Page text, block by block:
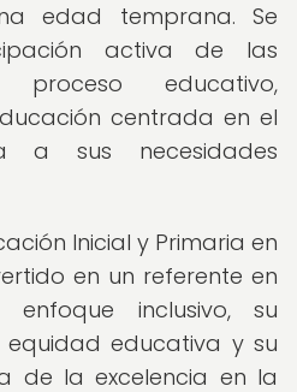
edad temprana. Se
activa de las
educativo,
centrada en el
a sus necesidades
Inicial y Primaria en
en un referente en
inclusivo, su
educativa y su
de la excelencia en la